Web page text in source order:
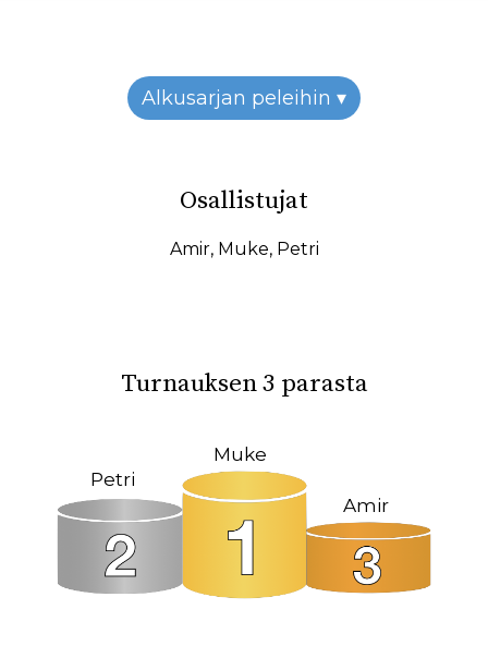
26.02.2026
24.02.2026
22.02.2026
19.02.2026
31.01.2026
27.01.2026
19.01.2026
17.01.2026
27.09.2025
22.09.2025
19.09.2025
11.09.2025
09.09.2025
31.08.2025
Alkusarjan peleihin ▾
Osallistujat
Amir, Muke, Petri
Turnauksen 3 parasta
Muke
Petri
Amir